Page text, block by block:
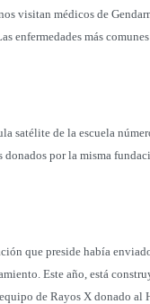
visitan médicos de
enfermedades más
satélite de la escuela
por la misma
que preside había
Este año, está
de Rayos X donado